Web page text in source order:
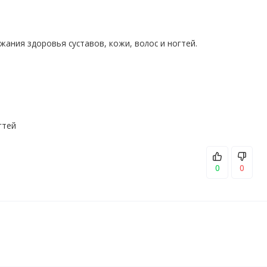
пленка повреждена или отсутствует.
предназначен только для здоровых взрослых
во время беременности, кормления
риска или лечитесь от какого-либо
нежелательной реакции следует
месте.
здоровья суставов, кожи, волос и ногтей.
0 0